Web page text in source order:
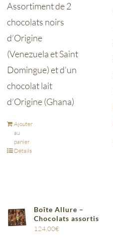
Assortiment de 2
chocolats noirs
d’Origine
(Venezuela et Saint
Domingue) et d’un
chocolat lait
d’Origine (Ghana)
Ajouter
au
panier
Détails
Boîte Allure –
Chocolats assortis
124,00€